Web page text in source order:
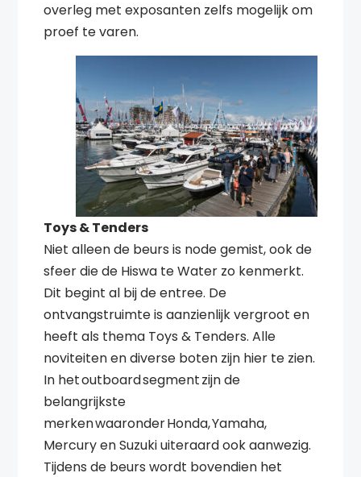
overleg met exposanten zelfs mogelijk om
proef te varen.
Toys & Tenders
Niet alleen de beurs is node gemist, ook de
sfeer die de Hiswa te Water zo kenmerkt.
Dit begint al bij de entree. De
ontvangstruimte is aanzienlijk vergroot en
heeft als thema Toys & Tenders. Alle
noviteiten en diverse boten zijn hier te zien.
In het outboard segment zijn de
belangrijkste
merken waaronder Honda, Yamaha,
Mercury en Suzuki uiteraard ook aanwezig.
Tijdens de beurs wordt bovendien het